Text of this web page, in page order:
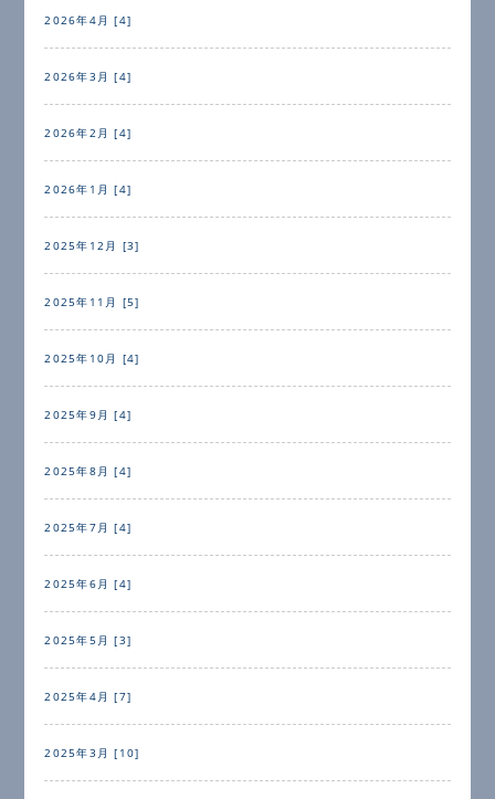
2026年4月 [4]
2026年3月 [4]
2026年2月 [4]
2026年1月 [4]
2025年12月 [3]
2025年11月 [5]
2025年10月 [4]
2025年9月 [4]
2025年8月 [4]
2025年7月 [4]
2025年6月 [4]
2025年5月 [3]
2025年4月 [7]
2025年3月 [10]